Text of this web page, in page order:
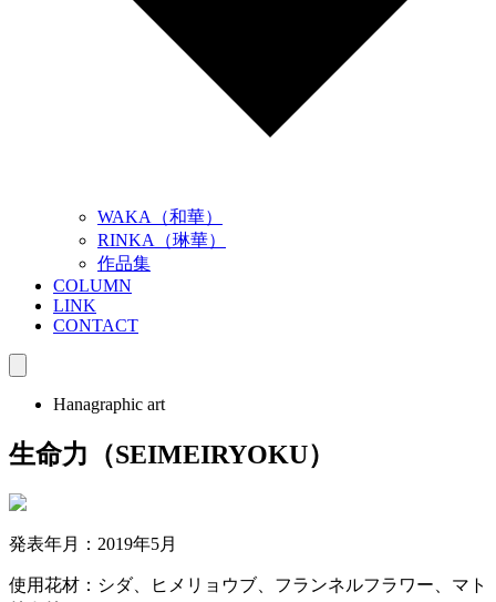
WAKA（和華）
RINKA（琳華）
作品集
COLUMN
LINK
CONTACT
Hanagraphic art
生命力（SEIMEIRYOKU）
発表年月：2019年5月
使用花材：シダ、ヒメリョウブ、フランネルフラワー、マト